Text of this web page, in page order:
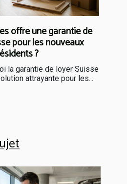
offre une garantie de
pour les nouveaux
?
la garantie de loyer Suisse
attrayante pour les...